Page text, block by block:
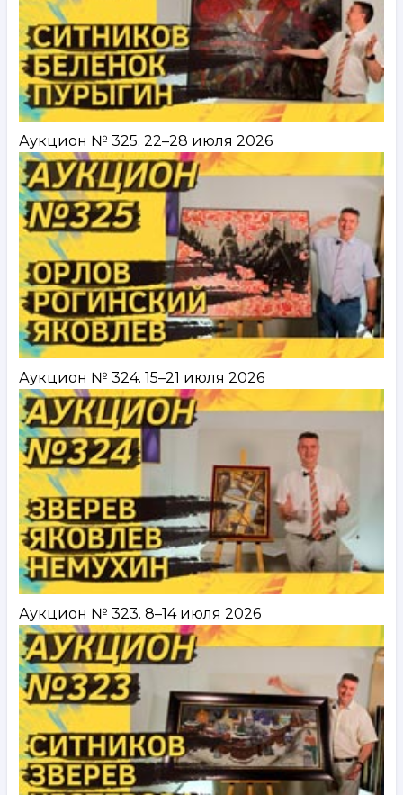
Аукцион № 325. 22–28 июля 2026
Аукцион № 324. 15–21 июля 2026
Аукцион № 323. 8–14 июля 2026